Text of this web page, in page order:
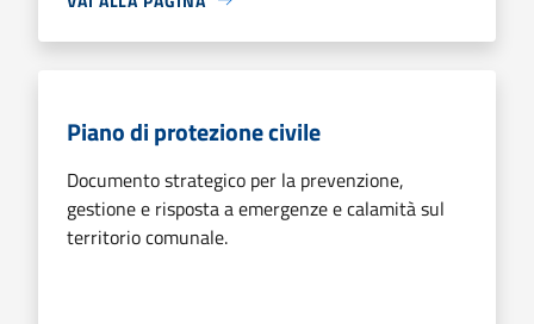
Piano di protezione civile
Documento strategico per la prevenzione,
gestione e risposta a emergenze e calamità sul
territorio comunale.